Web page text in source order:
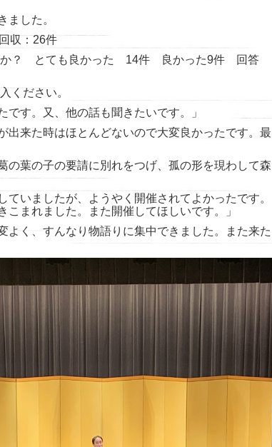
ました。
収：26件
か？ とても良かった 14件 良かった9件 回答
ください。
です。又、他の話も聞きたいです。」
出来た時はほとんどないので大変良かったです。最
の葉の子の要請に別れをつげ、孤の形を現わして森
ていましたが、ようやく開催されてよかったです。
こまれました。また開催してほしいです。」
よく、すんなり物語りに集中できました。また来た